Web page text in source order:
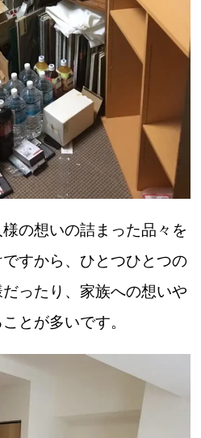
の想いの詰まった品々を
すから、ひとつひとつの
ったり、家族への想いや
とが多いです。